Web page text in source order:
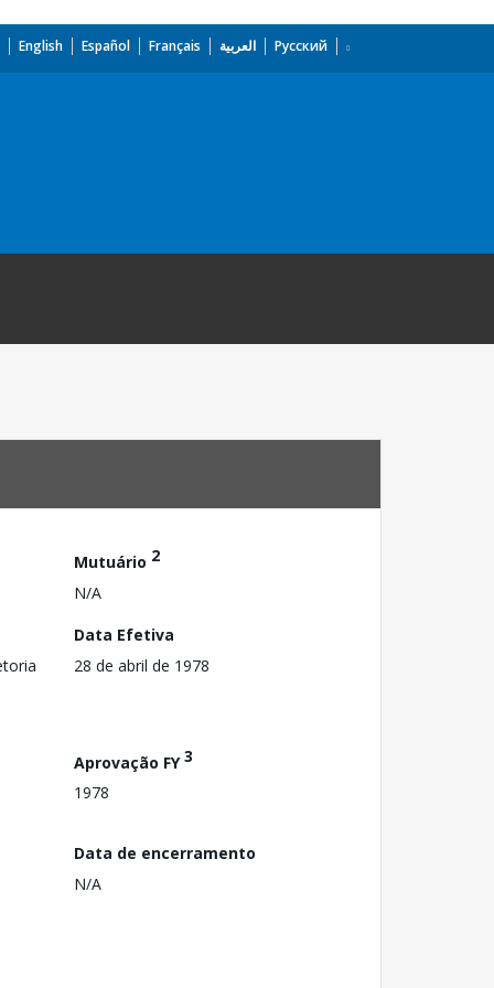
English Español Français العربية Русский
Mutuário 2
N/A
Data Efetiva
28 de abril de 1978
Aprovação FY3
1978
Data de encerramento
N/A